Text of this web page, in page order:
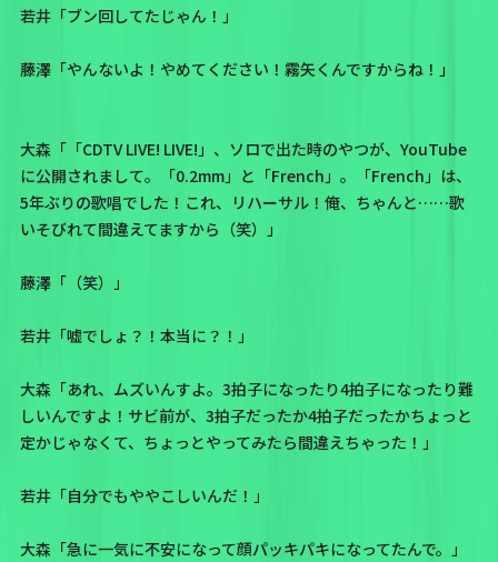
若井「ブン回してたじゃん！」
藤澤「やんないよ！やめてください！霧矢くんですからね！」
大森「「CDTV LIVE! LIVE!」、ソロで出た時のやつが、YouTube
に公開されまして。「0.2mm」と「French」。「French」は、
5年ぶりの歌唱でした！これ、リハーサル！俺、ちゃんと……歌
いそびれて間違えてますから（笑）」
藤澤「（笑）」
若井「嘘でしょ？！本当に？！」
大森「あれ、ムズいんすよ。3拍子になったり4拍子になったり難
しいんですよ！サビ前が、3拍子だったか4拍子だったかちょっと
定かじゃなくて、ちょっとやってみたら間違えちゃった！」
若井「自分でもややこしいんだ！」
大森「急に一気に不安になって顔パッキパキになってたんで。」